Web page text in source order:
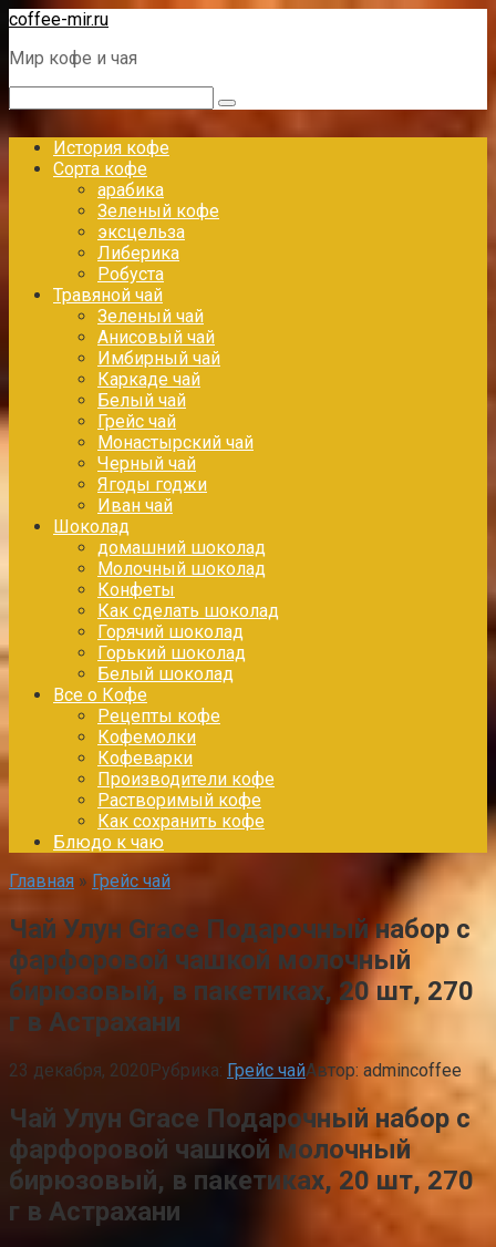
Перейти
контенту
coffee-mir.ru
Мир кофе и чая
История кофе
Сорта кофе
арабика
Зеленый кофе
эксцельза
Либерика
Робуста
Травяной чай
Зеленый чай
Анисовый чай
Имбирный чай
Каркаде чай
Белый чай
Грейс чай
Монастырский чай
Черный чай
Ягоды годжи
Иван чай
Шоколад
домашний шоколад
Молочный шоколад
Конфеты
Как сделать шоколад
Горячий шоколад
Горький шоколад
Белый шоколад
Все о Кофе
Рецепты кофе
Кофемолки
Кофеварки
Производители кофе
Растворимый кофе
Как сохранить кофе
Блюдо к чаю
Главная » Грейс чай
Чай Улун Grace Подарочный набор с
фарфоровой чашкой молочный
бирюзовый, в пакетиках, 20 шт, 270
г в Астрахани
23 декабря, 2020Рубрика: Грейс чайАвтор: admincoffee
Чай Улун Grace Подарочный набор с
фарфоровой чашкой молочный
бирюзовый, в пакетиках, 20 шт, 270
г в Астрахани